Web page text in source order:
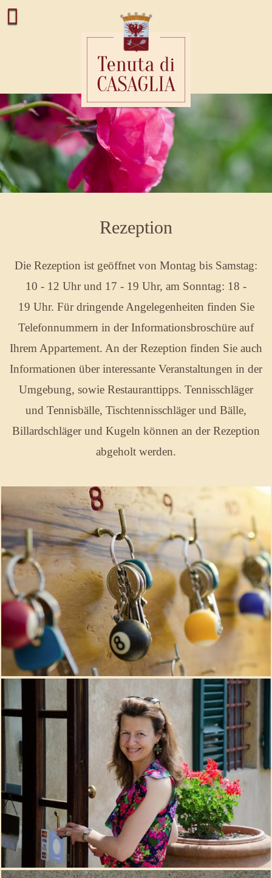
Rezeption
Die Rezeption ist geöffnet von Montag bis Samstag:
10 - 12 Uhr und 17 - 19 Uhr, am Sonntag: 18 -
19 Uhr. Für dringende Angelegenheiten finden Sie
Telefonnummern in der Informationsbroschüre auf
Ihrem Appartement. An der Rezeption finden Sie auch
Informationen über interessante Veranstaltungen in der
Umgebung, sowie Restauranttipps. Tennisschläger
und Tennisbälle, Tischtennisschläger und Bälle,
Billardschläger und Kugeln können an der Rezeption
abgeholt werden.